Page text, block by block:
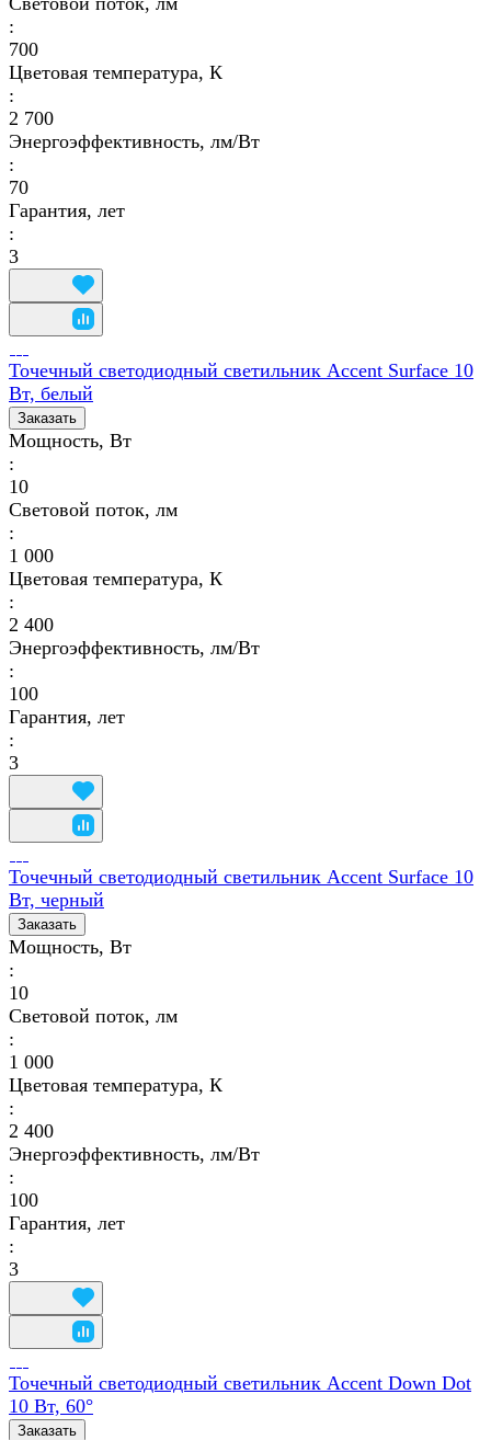
:
700
Цветовая температура, К
:
2 700
Энергоэффективность, лм/Вт
:
70
Гарантия, лет
:
3
Точечный светодиодный светильник Accent Surface 10
Вт, белый
Заказать
Мощность, Вт
:
10
Световой поток, лм
:
1 000
Цветовая температура, К
:
2 400
Энергоэффективность, лм/Вт
:
100
Гарантия, лет
:
3
Точечный светодиодный светильник Accent Surface 10
Вт, черный
Заказать
Мощность, Вт
:
10
Световой поток, лм
:
1 000
Цветовая температура, К
:
2 400
Энергоэффективность, лм/Вт
:
100
Гарантия, лет
:
3
Точечный светодиодный светильник Accent Down Dot
10 Вт, 60°
Заказать